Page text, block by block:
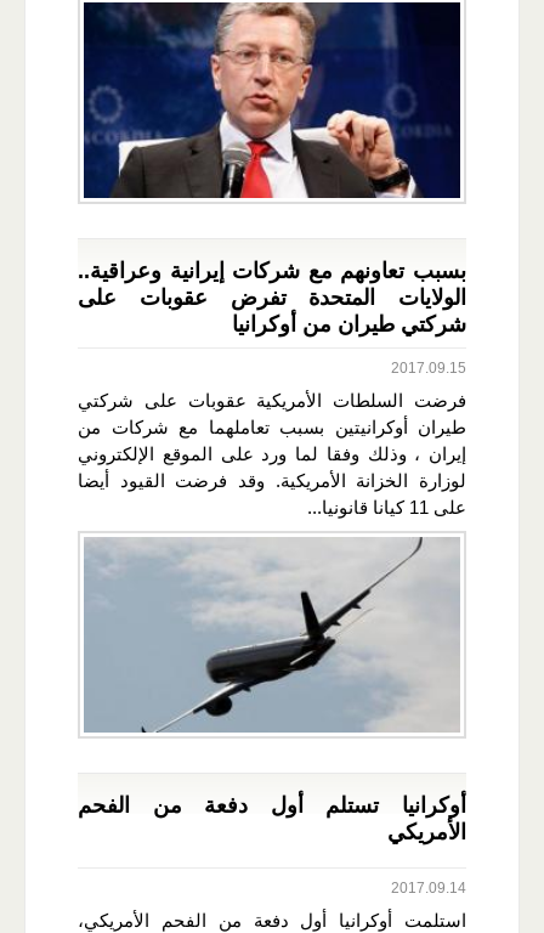
بسبب تعاونهم مع شركات إيرانية وعراقية..
الولايات المتحدة تفرض عقوبات على
شركتي طيران من أوكرانيا
2017.09.15
فرضت السلطات الأمريكية عقوبات على شركتي
طيران أوكرانيتين بسبب تعاملهما مع شركات من
إيران ، وذلك وفقا لما ورد على الموقع الإلكتروني
لوزارة الخزانة الأمريكية. وقد فرضت القيود أيضا
على 11 كيانا قانونيا...
أوكرانيا تستلم أول دفعة من الفحم
الأمريكي
2017.09.14
استلمت أوكرانيا أول دفعة من الفحم الأمريكي،